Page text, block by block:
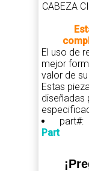
CABEZA
El uso de
mejor
valor de
Estas
diseñadas
part#:
Part